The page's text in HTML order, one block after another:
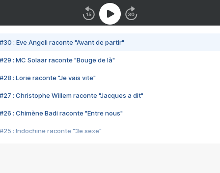
#30 : Eve Angeli raconte "Avant de partir"
#29 : MC Solaar raconte "Bouge de là"
#28 : Lorie raconte "Je vais vite"
#27 : Christophe Willem raconte "Jacques a dit"
#26 : Chimène Badi raconte "Entre nous"
#25 : Indochine raconte "3e sexe"